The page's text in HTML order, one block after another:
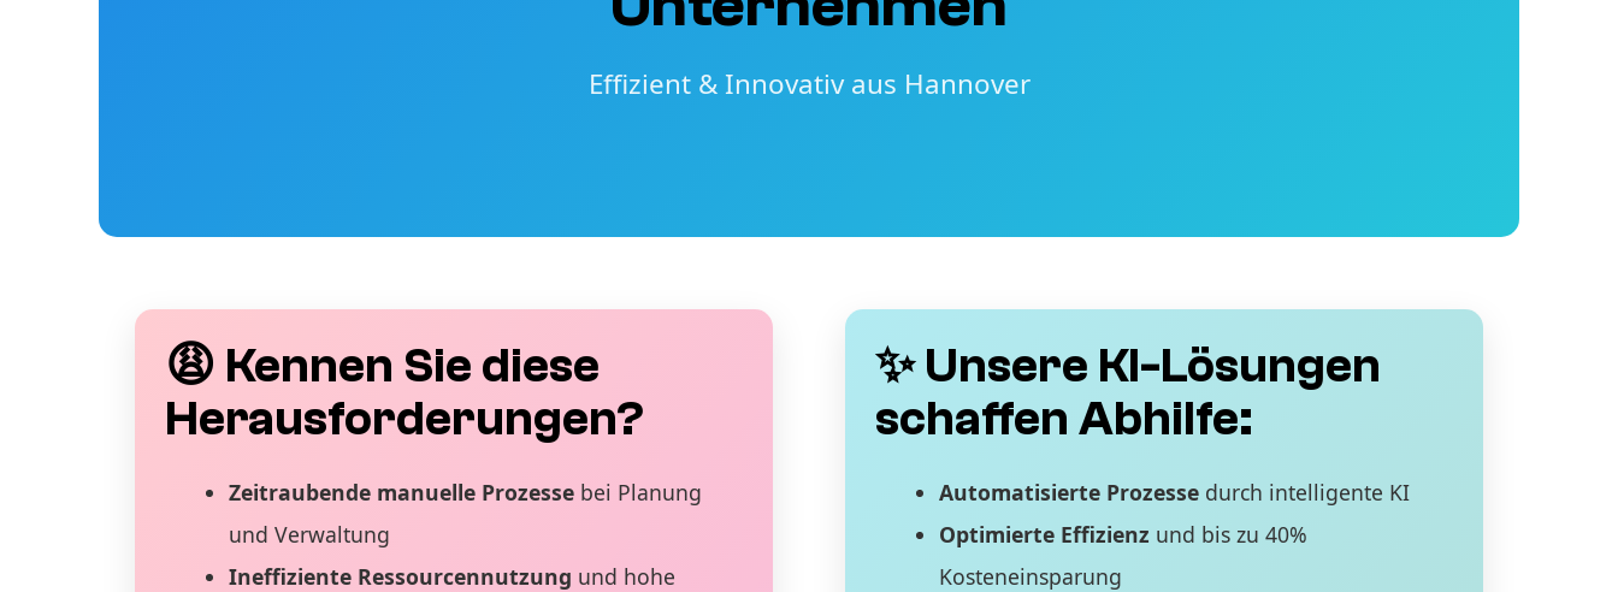
Effizient & Innovativ aus Hannover
😩 Kennen Sie diese
Herausforderungen?
Zeitraubende manuelle Prozessebei Planung
und Verwaltung
Ineffiziente Ressourcennutzung und hohe
✨ Unsere KI-Lösungen
schaffen Abhilfe:
Automatisierte Prozessedurch intelligente KI
Optimierte Effizienz und bis zu 40%
Kosteneinsparung